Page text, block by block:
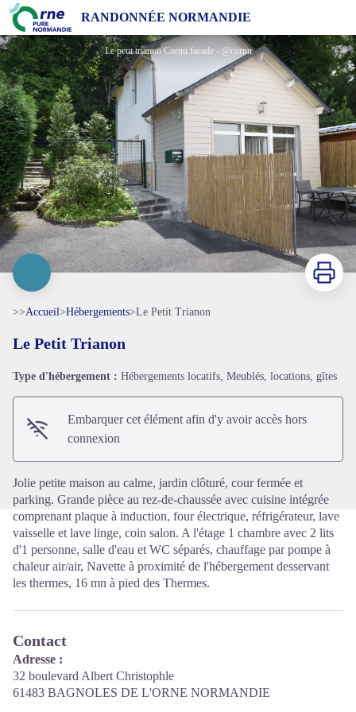
RANDONNÉE NORMANDIE
Le Petit Trianon
Le petit trianon Cornu facade - @cornu
Voir l'image en plein écran
Imprimer
>>Accueil>Hébergements>Le Petit Trianon
Le Petit Trianon
Type d'hébergement : Hébergements locatifs, Meublés, locations, gîtes
Embarquer cet élément afin d'y avoir accès hors
connexion
Jolie petite maison au calme, jardin clôturé, cour fermée et
parking. Grande pièce au rez-de-chaussée avec cuisine intégrée
comprenant plaque à induction, four électrique, réfrigérateur, lave
vaisselle et lave linge, coin salon. A l'étage 1 chambre avec 2 lits
d'1 personne, salle d'eau et WC séparés, chauffage par pompe à
chaleur air/air, Navette à proximité de l'hébergement desservant
les thermes, 16 mn à pied des Thermes.
Contact
Adresse :
32 boulevard Albert Christophle
61483 BAGNOLES DE L'ORNE NORMANDIE